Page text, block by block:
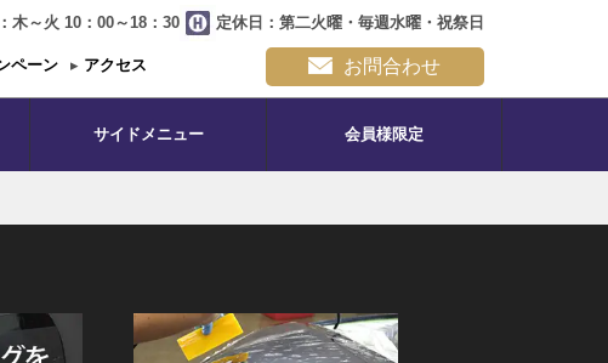
木～火 10：00～18：30 定休日：第二火曜・毎週水曜・祝祭日
ペーン ▸ アクセス お問合わせ
サイドメニュー 会員様限定